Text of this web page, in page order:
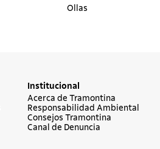
Ollas
Institucional
Acerca de Tramontina
Responsabilidad Ambiental
Consejos Tramontina
Canal de Denuncia